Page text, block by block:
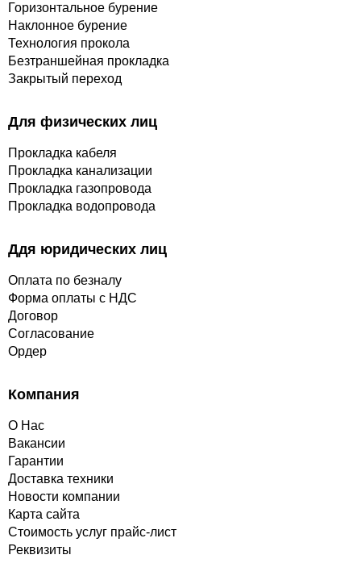
Горизонтальное бурение
Наклонное бурение
Технология прокола
Безтраншейная прокладка
Закрытый переход
Для физических лиц
Прокладка кабеля
Прокладка канализации
Прокладка газопровода
Прокладка водопровода
Ддя юридических лиц
Оплата по безналу
Форма оплаты с НДС
Договор
Согласование
Ордер
Компания
О Нас
Вакансии
Гарантии
Доставка техники
Новости компании
Карта сайта
Стоимость услуг прайс-лист
Реквизиты